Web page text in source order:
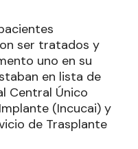
ser tratados y
uno en su
en lista de
Central Único
(Incucai) y
de Trasplante